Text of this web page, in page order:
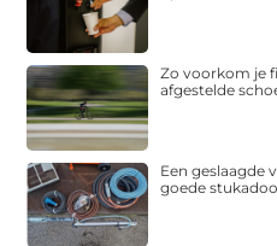
Zo voorkom je
afgestelde
Een geslaagde
goede